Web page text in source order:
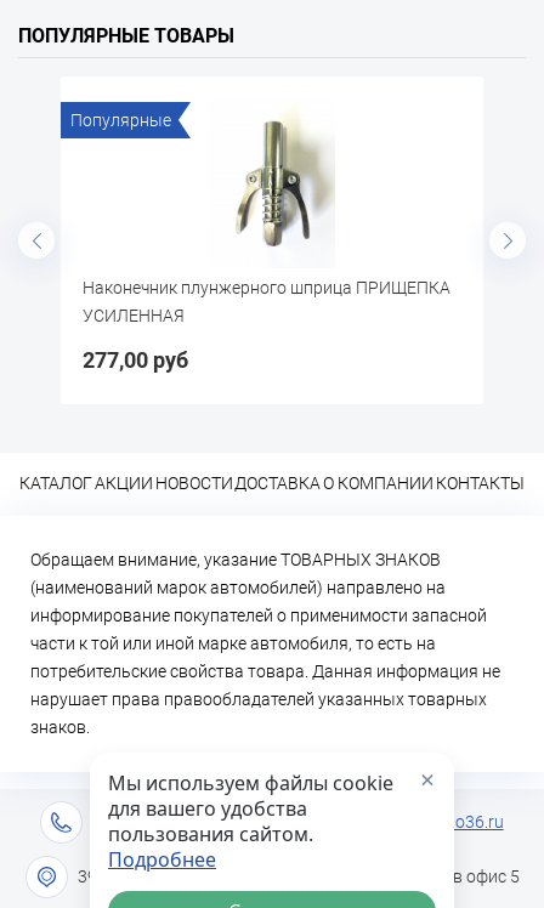
ПОПУЛЯРНЫЕ ТОВАРЫ
Популярные
Наконечник плунжерного шприца ПРИЩЕПКА
УСИЛЕННАЯ
277,00 руб
КАТАЛОГАКЦИИ НОВОСТИДОСТАВКА О КОМПАНИИ КОНТАКТЫ
Обращаем внимание, указание ТОВАРНЫХ ЗНАКОВ
(наименований марок автомобилей) направлено на
информирование покупателей о применимости запасной
части к той или иной марке автомобиля, то есть на
потребительские свойства товара. Данная информация не
нарушает права правообладателей указанных товарных
знаков.
+7 (473) 2-333-717 info@lideravto36.ru
394051 г. Воронеж, ул. Героев Сибиряков дом 1в офис 5
Мы используем файлы cookie
для вашего удобства
пользования сайтом.
Подробнее
×